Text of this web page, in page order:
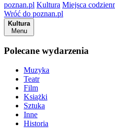
poznan.pl Kultura Miejsca
Wróć do poznan.pl
Kultura
Menu
Polecane wydarzenia
Muzyka
Teatr
Film
Książki
Sztuka
Inne
Historia